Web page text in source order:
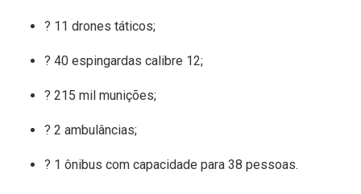
? 11 drones táticos;
? 40 espingardas calibre 12;
? 215 mil munições;
? 2 ambulâncias;
? 1 ônibus com capacidade para 38 pessoas.